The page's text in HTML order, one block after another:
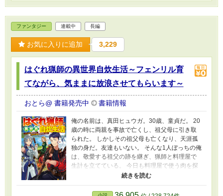
ファンタジー 連載中 長編
お気に入りに追加 3,229
はぐれ猟師の異世界自炊生活～フェンリル育
てながら、気ままに放浪させてもらいます～
おとら@ 書籍発売中 書籍情報
俺の名前は、真田ヒュウガ。30歳、童貞だ。 20
歳の時に両親を事故で亡くし、祖父母に引き取
られた。 しかしその祖父母も亡くなり、天涯孤
独の身だ。友達もいない。 そんな1人ぼっちの俺
は、敬愛する祖父の跡を継ぎ、猟師と料理屋で
生計を立てている。 今日も料理屋で使う肉を探
すために、猟銃を持って裏山に出かけた。 俺は
られるように追いかけるうちに、知らないとこ